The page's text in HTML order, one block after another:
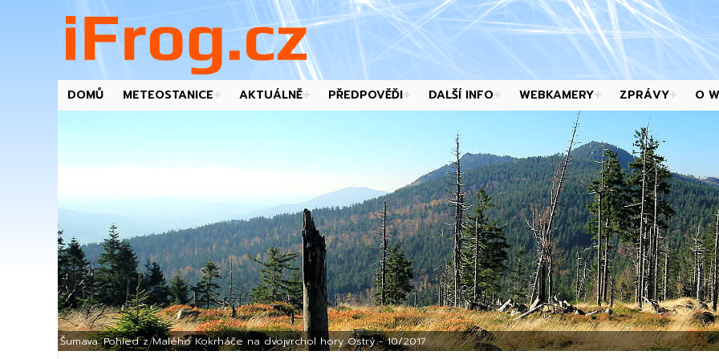
DOMŮ METEOSTANICE AKTUÁLNĚ PŘEDPOVĚĎI DALŠÍ INFO WEBKAMERY ZPRÁVY O
Šumava: Pohled z Malého Kokrháče na dvojvrchol hory Ostrý - 10/2017